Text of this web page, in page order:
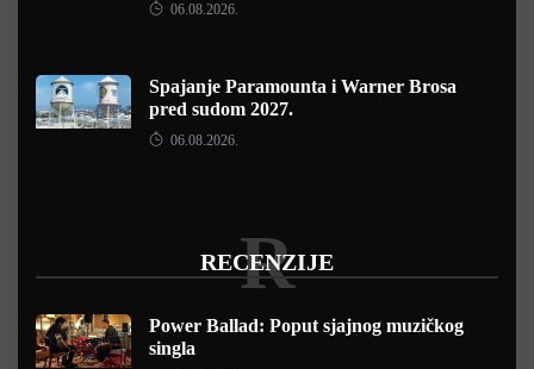
06.08.2026.
Spajanje Paramounta i Warner Brosa
pred sudom 2027.
06.08.2026.
RECENZIJE
R
Power Ballad: Poput sjajnog muzičkog
singla